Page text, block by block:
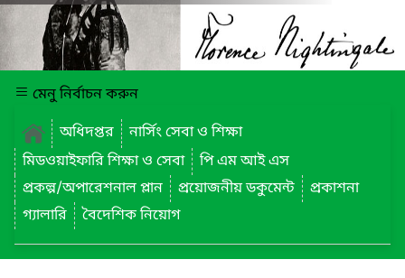
মেনু নির্বাচন করুন
অধিদপ্তর
নার্সিং সেবা ও শিক্ষা
মিডওয়াইফারি শিক্ষা ও সেবা
পি এম আই এস
প্রকল্প/অপারেশনাল প্লান
প্রয়োজনীয় ডকুমেন্ট
প্রকাশনা
গ্যালারি
বৈদেশিক নিয়োগ